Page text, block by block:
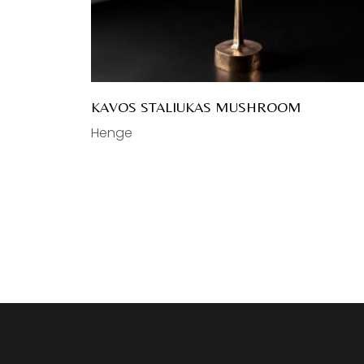
KAVOS STALIUKAS MUSHROOM
Henge